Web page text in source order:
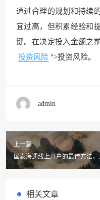
通过合理的规划和持续
宜过高，但积累经验和
键。在决定投入金额之
投资风险 ">投资风险。
admin
上一篇
国泰海通线上开户的最佳方法，
你轻松实现投资梦想
相关文章